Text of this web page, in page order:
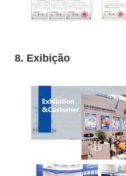
8. Exibição